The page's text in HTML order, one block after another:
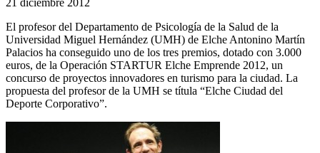
El profesor del Departamento de Psicología de la Salud de la
Universidad Miguel Hernández (UMH) de Elche Antonino Martín
Palacios ha conseguido uno de los tres premios, dotado con 3.000
euros, de la Operación STARTUR Elche Emprende 2012, un
concurso de proyectos innovadores en turismo para la ciudad. La
propuesta del profesor de la UMH se títula “Elche Ciudad del
Deporte Corporativo”.